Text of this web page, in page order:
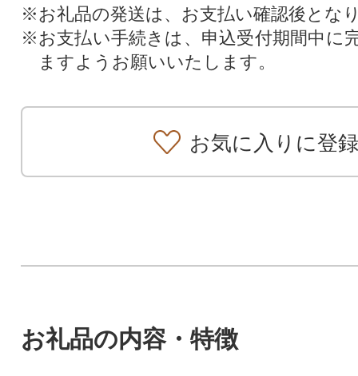
※お礼品の発送は、お支払い確認後とな
※お支払い手続きは、申込受付期間中に
ますようお願いいたします。
お気に入りに登録
お礼品の内容・特徴